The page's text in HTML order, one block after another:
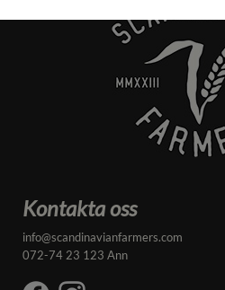
Kontakta oss
info@scandinavianfarmers.com
072-74 23 123 Ann